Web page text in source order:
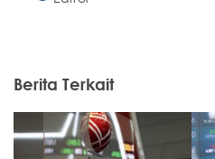
Berita Terkait